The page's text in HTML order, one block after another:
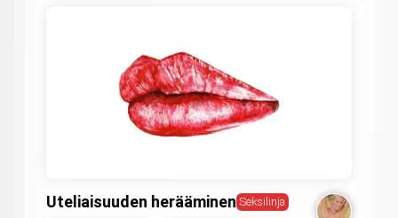
Uteliaisuuden herääminen Seksilinja